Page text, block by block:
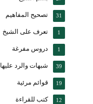
تصحيح المفاهيم 31
تعرف على الشيخ 1
دروس مفرغة 1
شبهات والرد عليها 39
قوائم مرئية 19
كتب للقراءة 12